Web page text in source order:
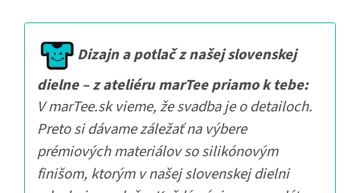
Dizajn a potlač z našej slovenskej
dielne – z ateliéru marTee priamo k tebe:
V marTee.sk vieme, že svadba je o detailoch.
Preto si dávame záležať na výbere
prémiových materiálov so silikónovým
finišom, ktorým v našej slovenskej dielni